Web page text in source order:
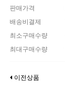
판매가격
배송비결제
최소구매수량
최대구매수량
이전상품